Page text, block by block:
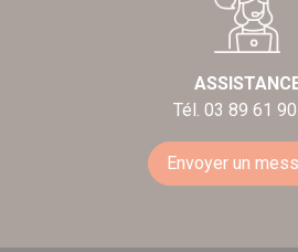
Tél. 03 89 61
Envoyer un